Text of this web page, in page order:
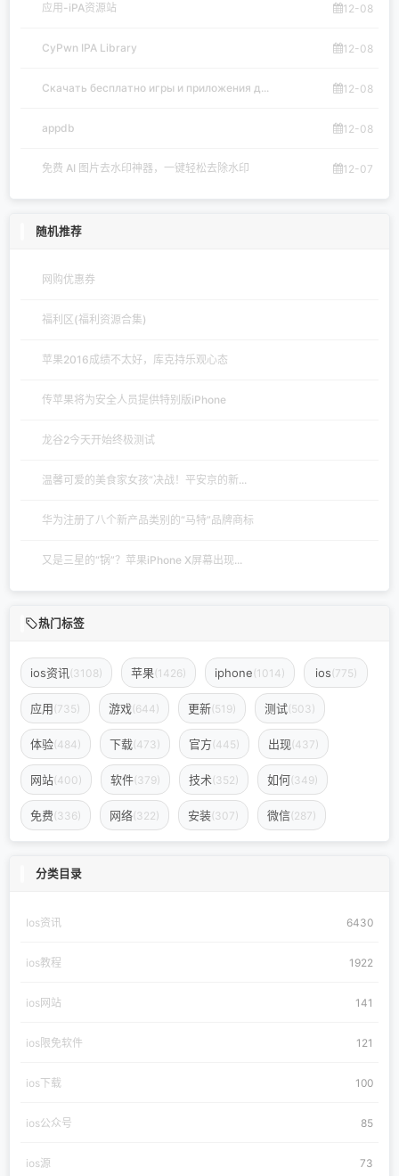
应用-iPA资源站 12-08
CyPwn IPA Library 12-08
Скачать бесплатно игры и приложения д... 12-08
appdb 12-08
免费 AI 图片去水印神器，一键轻松去除水印 12-07
随机推荐
网购优惠券
福利区(福利资源合集)
苹果2016成绩不太好，库克持乐观心态
传苹果将为安全人员提供特别版iPhone
龙谷2今天开始终极测试
温馨可爱的美食家女孩“决战！平安京的新...
华为注册了八个新产品类别的“马特”品牌商标
又是三星的“锅”？苹果iPhone X屏幕出现...
热门标签
ios资讯(3108) 苹果(1426) iphone(1014) ios(775)
应用(735) 游戏(644) 更新(519) 测试(503)
体验(484) 下载(473) 官方(445) 出现(437)
网站(400) 软件(379) 技术(352) 如何(349)
免费(336) 网络(322) 安装(307) 微信(287)
分类目录
Ios资讯 6430
ios教程 1922
ios网站 141
ios限免软件 121
ios下载 100
ios公众号 85
ios源 73